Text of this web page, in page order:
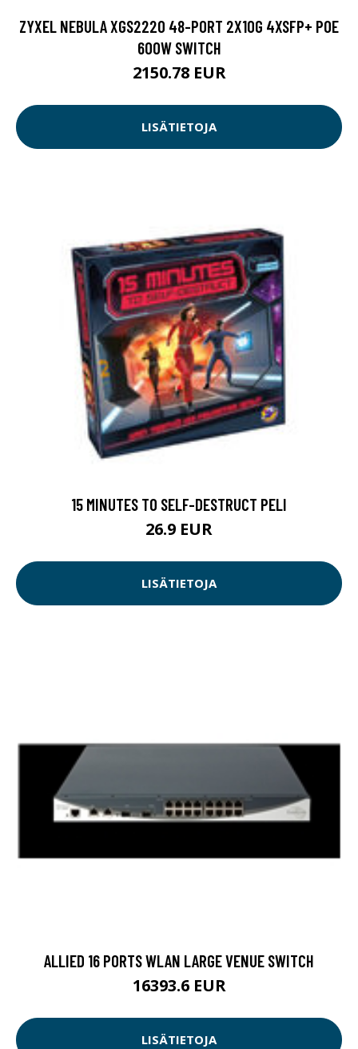
ZYXEL NEBULA XGS2220 48-PORT 2X10G 4XSFP+ POE
600W SWITCH
2150.78 EUR
LISÄTIETOJA
15 MINUTES TO SELF-DESTRUCT PELI
26.9 EUR
LISÄTIETOJA
ALLIED 16 PORTS WLAN LARGE VENUE SWITCH
16393.6 EUR
LISÄTIETOJA